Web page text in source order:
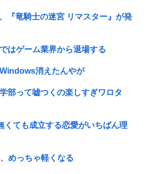
『竜騎士の迷宮 リマスター』が発
はゲーム業界から退場する
消えたんやが
部って嘘つくの楽しすぎワロタ
くても成立する恋愛がいちばん理
めっちゃ軽くなる